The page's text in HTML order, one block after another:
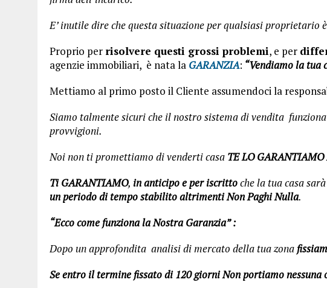
E’ inutile dire che questa situazione per qualsiasi proprietario
Proprio per risolvere questi grossi problemi, e per
agenzie immobiliari, è nata la GARANZIA: “Vendiamo la tua
Mettiamo al primo posto il Cliente assumendoci la
Siamo talmente sicuri che il nostro sistema di vendita
provvigioni.
Noi non ti promettiamo di venderti casa TE LO
Ti GARANTIAMO, in anticipo e per iscrittoche la tua casa sarà
un periodo di tempo stabilito altrimenti Non Paghi Nulla.
“Ecco come funziona la Nostra Garanzia” :
Dopo un approfondita analisi di mercato della tua zona
Se entro il termine fissato di 120 giorni Non portiamo nessuna